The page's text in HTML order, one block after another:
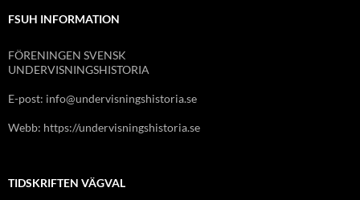
FSUH INFORMATION
FÖRENINGEN SVENSK
UNDERVISNINGSHISTORIA
E-post: info@undervisningshistoria.se
Webb: https://undervisningshistoria.se
TIDSKRIFTEN VÄGVAL